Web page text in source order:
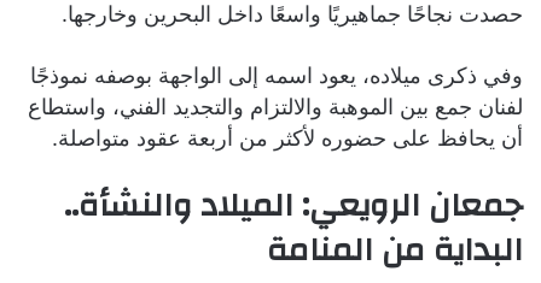
حصدت نجاحًا جماهيريًا واسعًا داخل البحرين وخارجها.
وفي ذكرى ميلاده، يعود اسمه إلى الواجهة بوصفه نموذجًا
لفنان جمع بين الموهبة والالتزام والتجديد الفني، واستطاع
أن يحافظ على حضوره لأكثر من أربعة عقود متواصلة.
جمعان الرويعي: الميلاد والنشأة..
البداية من المنامة